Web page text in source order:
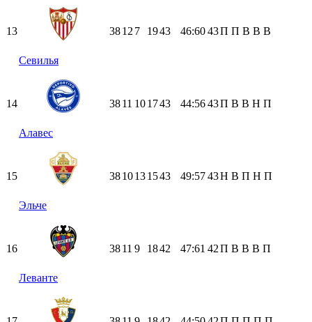
13
Севилья
3812 7 1943 46:6043П П В В В
14
Алавес
3811 101743 44:5643П В В Н П
15
Эльче
3810131543 49:5743Н В П Н П
16
Леванте
3811 9 1842 47:61 42П В В В П